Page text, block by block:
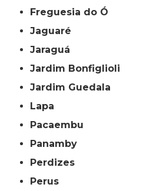
Freguesia do Ó
Jaguaré
Jaraguá
Jardim Bonfiglioli
Jardim Guedala
Lapa
Pacaembu
Panamby
Perdizes
Perus